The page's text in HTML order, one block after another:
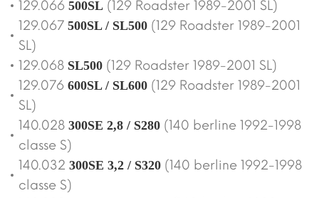
129.066 500SL (129 Roadster 1989-2001 SL)
129.067 500SL / SL500 (129 Roadster 1989-2001
SL)
129.068 SL500 (129 Roadster 1989-2001 SL)
129.076 600SL / SL600 (129 Roadster 1989-2001
SL)
140.028 300SE 2,8 / S280 (140 berline 1992-1998
classe S)
140.032 300SE 3,2 / S320 (140 berline 1992-1998
classe S)